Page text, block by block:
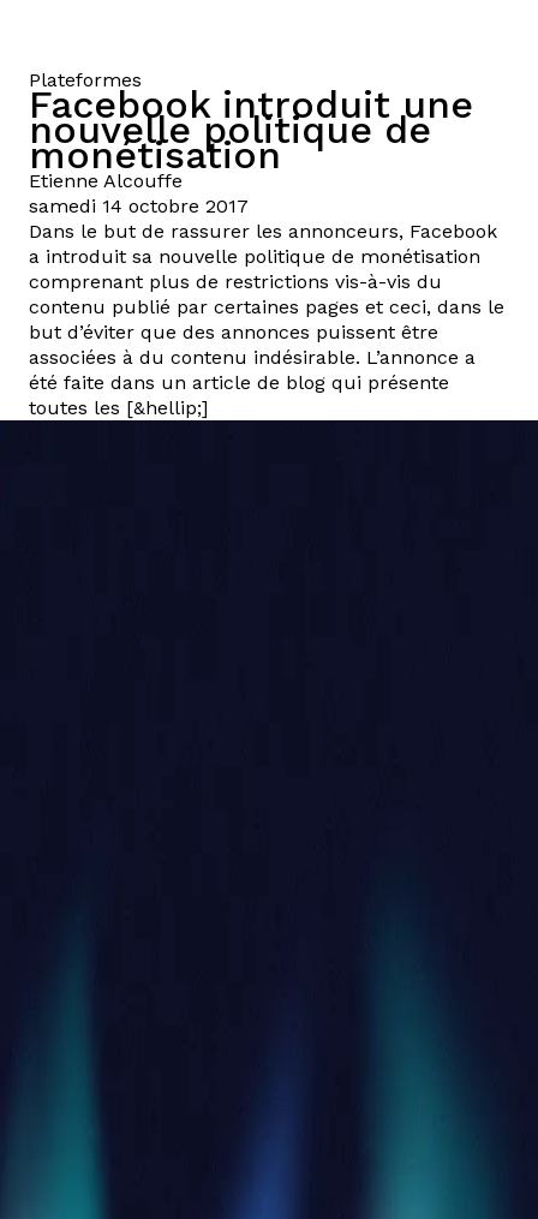
Plateformes
Facebook introduit une
nouvelle politique de
monétisation
Etienne Alcouffe
samedi 14 octobre 2017
Dans le but de rassurer les annonceurs, Facebook
a introduit sa nouvelle politique de monétisation
comprenant plus de restrictions vis-à-vis du
contenu publié par certaines pages et ceci, dans le
but d’éviter que des annonces puissent être
associées à du contenu indésirable. L’annonce a
été faite dans un article de blog qui présente
toutes les [&hellip;]